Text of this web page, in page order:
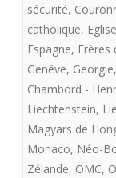
sécurité,
catholique,
Espagne, Frères
Genêve, Georgie,
Chambord -
Liechtenstein,
Magyars de
Monaco, Néo-
Zélande, OMC,